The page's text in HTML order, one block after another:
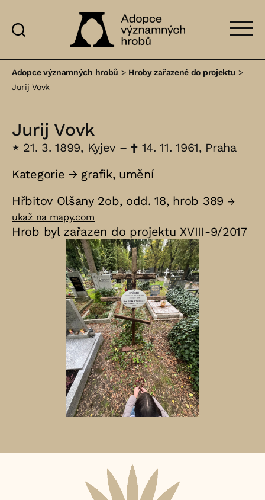
významných
Adopce významných hrobů > Hroby zařazené do projektu >
Jurij Vovk
Jurij Vovk
⋆ 21. 3. 1899, Kyjev –†14. 11. 1961, Praha
Kategorie → grafik, umění
Hřbitov Olšany 2ob, odd. 18, hrob 389 →
ukaž na mapy.com
Hrob byl zařazen do projektu XVIII-9/2017